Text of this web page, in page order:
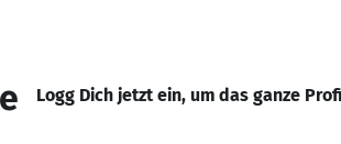
Logg Dich jetzt ein, um das ganze